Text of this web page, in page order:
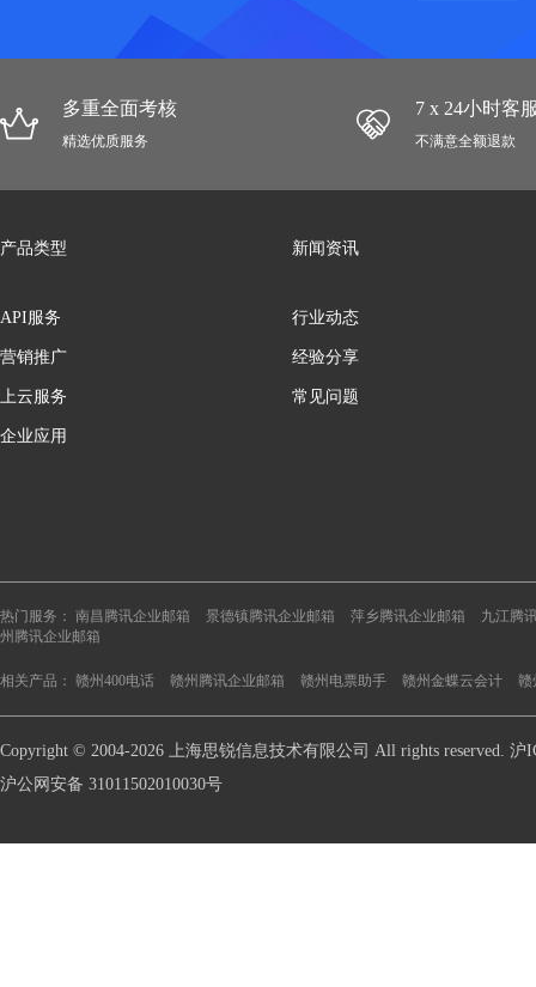
多重全面考核
精选优质服务
7 x 24小时客
不满意全额退款
产品类型
API服务
营销推广
上云服务
企业应用
新闻资讯
行业动态
经验分享
常见问题
热门服务： 南昌腾讯企业邮箱 景德镇腾讯企业邮箱 萍乡腾讯企业邮箱
九江腾
州腾讯企业邮箱
相关产品： 赣州400电话 赣州腾讯企业邮箱 赣州电票助手 赣州金蝶云会计 赣
Copyright © 2004-2026 上海思锐信息技术有限公司 All rights reserved. 沪
沪公网安备 31011502010030号